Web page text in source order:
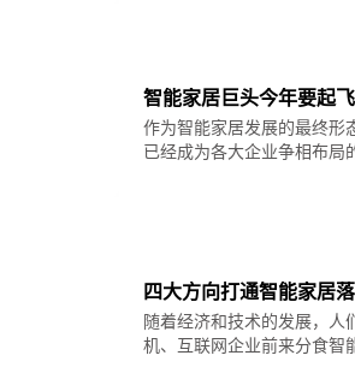
智能家居巨头今年要起飞
作为智能家居发展的最终形
已经成为各大企业争相布局
四大方向打通智能家居
随着经济和技术的发展，人
机、互联网企业前来分食智